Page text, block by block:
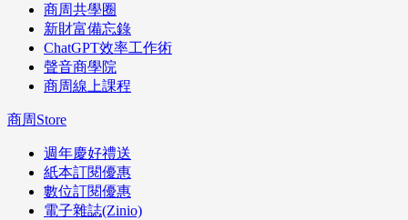
商周共學圈
新財富備忘錄
ChatGPT效率工作術
聲音商學院
商周線上課程
商周Store
週年慶好禮送
紙本訂閱優惠
數位訂閱優惠
電子雜誌(Zinio)